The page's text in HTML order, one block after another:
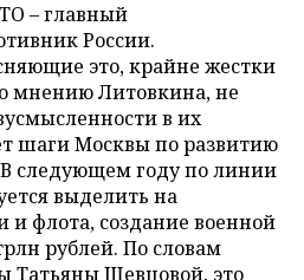
– главный
России.
это, крайне жестки
мнению Литовкина, не
в их
шаги Москвы по развитию
следующем году по линии
выделить на
флота, создание военной
рублей. По словам
Татьяны Шевцовой, это